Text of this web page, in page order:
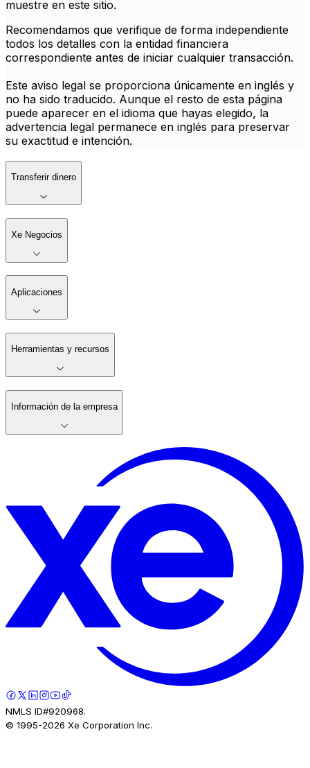
muestre en este sitio.
Recomendamos que verifique de forma independiente
todos los detalles con la entidad financiera
correspondiente antes de iniciar cualquier transacción.
Este aviso legal se proporciona únicamente en inglés y
no ha sido traducido. Aunque el resto de esta página
puede aparecer en el idioma que hayas elegido, la
advertencia legal permanece en inglés para preservar
su exactitud e intención.
Transferir dinero
Xe Negocios
Aplicaciones
Herramientas y recursos
Información de la empresa
NMLS ID#920968.
© 1995-2026 Xe Corporation Inc.